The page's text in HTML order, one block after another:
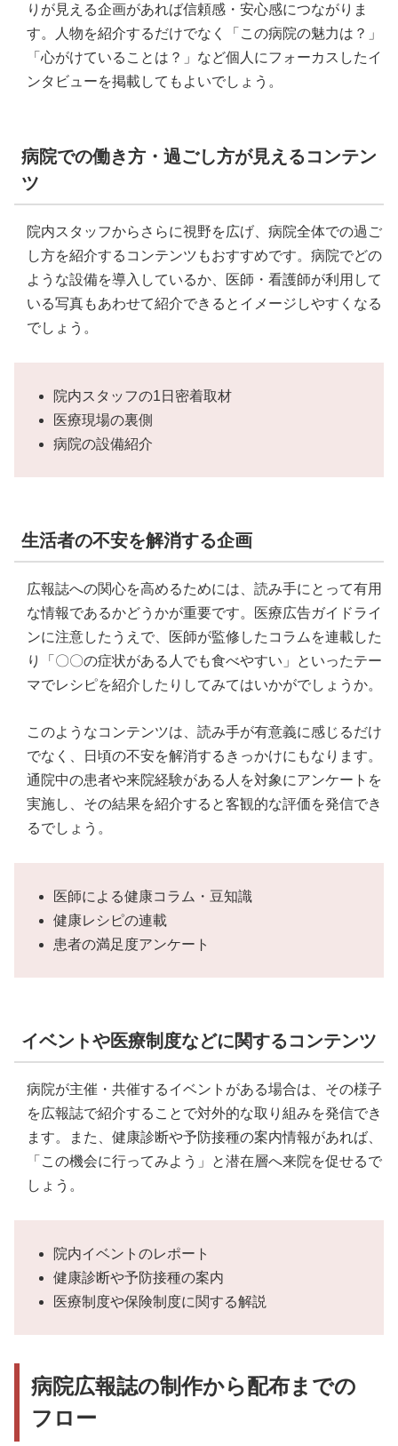
りが見える企画があれば信頼感・安心感につながりま
す。人物を紹介するだけでなく「この病院の魅力は？」
「心がけていることは？」など個人にフォーカスしたイ
ンタビューを掲載してもよいでしょう。
病院での働き方・過ごし方が見えるコンテン
ツ
院内スタッフからさらに視野を広げ、病院全体での過ご
し方を紹介するコンテンツもおすすめです。病院でどの
ような設備を導入しているか、医師・看護師が利用して
いる写真もあわせて紹介できるとイメージしやすくなる
でしょう。
院内スタッフの1日密着取材
医療現場の裏側
病院の設備紹介
生活者の不安を解消する企画
広報誌への関心を高めるためには、読み手にとって有用
な情報であるかどうかが重要です。医療広告ガイドライ
ンに注意したうえで、医師が監修したコラムを連載した
り「〇〇の症状がある人でも食べやすい」といったテー
マでレシピを紹介したりしてみてはいかがでしょうか。
このようなコンテンツは、読み手が有意義に感じるだけ
でなく、日頃の不安を解消するきっかけにもなります。
通院中の患者や来院経験がある人を対象にアンケートを
実施し、その結果を紹介すると客観的な評価を発信でき
るでしょう。
医師による健康コラム・豆知識
健康レシピの連載
患者の満足度アンケート
イベントや医療制度などに関するコンテンツ
病院が主催・共催するイベントがある場合は、その様子
を広報誌で紹介することで対外的な取り組みを発信でき
ます。また、健康診断や予防接種の案内情報があれば、
「この機会に行ってみよう」と潜在層へ来院を促せるで
しょう。
院内イベントのレポート
健康診断や予防接種の案内
医療制度や保険制度に関する解説
病院広報誌の制作から配布までの
フロー